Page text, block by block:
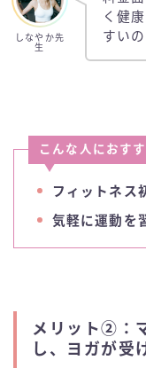
しなやか先
生
く健
すい
こんな人におす
フィットネス
気軽に運動を
メリット②：
し、ヨガが受